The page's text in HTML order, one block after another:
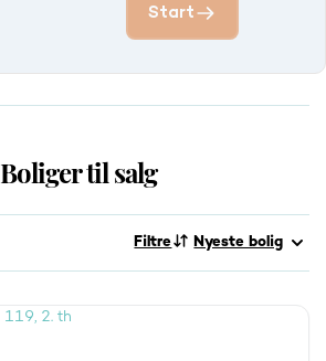
Start
Boliger til salg
Filtre Nyeste bolig